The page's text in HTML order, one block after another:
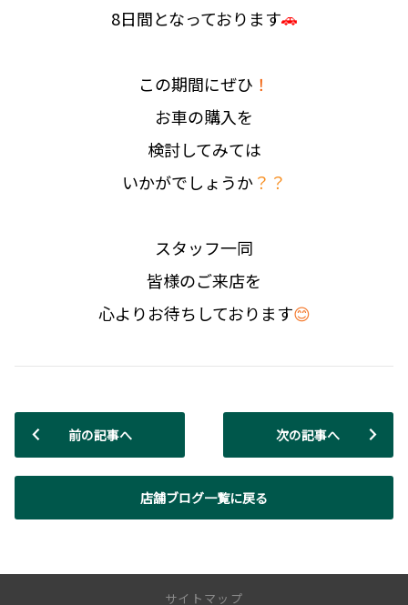
8日間となっております🚗
この期間にぜひ ！
お車の購入を
検討してみては
いかがでしょうか？？
スタッフ一同
皆様のご来店を
心よりお待ちしております😊
前の記事へ
店舗ブログ一覧に戻る
次の記事へ
サイトマップ